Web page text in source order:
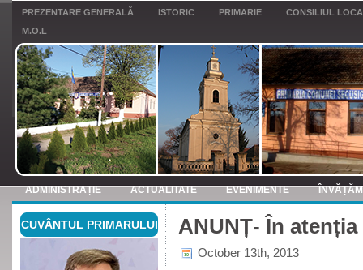
PREZENTARE GENERALĂ ISTORIC PRIMARIE
CONSILIUL
M.O.L
ADMINISTRAȚIE ACTUALITATE EVENIMENTE
ANUNTURI
CUVÂNTUL PRIMARULUI ANUNȚ- În
October 13th, 2013